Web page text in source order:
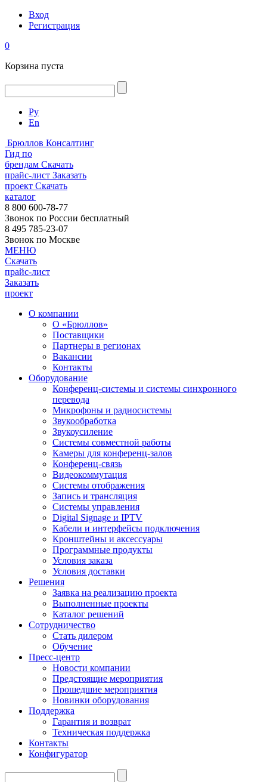
Вход
Регистрация
0
Корзина пуста
Ру
En
Брюллов Консалтинг
Гид по
брендам Скачать
прайс-лист Заказать
проект Скачать
каталог
8 800 600-78-77
Звонок по России бесплатный
8 495 785-23-07
Звонок по Москве
МЕНЮ
Скачать
прайс-лист
Заказать
проект
О компании
О «Брюллов»
Поставщики
Партнеры в регионах
Вакансии
Контакты
Оборудование
Конференц-системы и системы синхронного
перевода
Микрофоны и радиосистемы
Звукообработка
Звукоусиление
Системы совместной работы
Камеры для конференц-залов
Конференц-связь
Видеокоммутация
Системы отображения
Запись и трансляция
Системы управления
Digital Signage и IPTV
Кабели и интерфейсы подключения
Кронштейны и аксессуары
Программные продукты
Условия заказа
Условия доставки
Решения
Заявка на реализацию проекта
Выполненные проекты
Каталог решений
Сотрудничество
Стать дилером
Обучение
Пресс-центр
Новости компании
Предстоящие мероприятия
Прошедшие мероприятия
Новинки оборудования
Поддержка
Гарантия и возврат
Техническая поддержка
Контакты
Конфигуратор